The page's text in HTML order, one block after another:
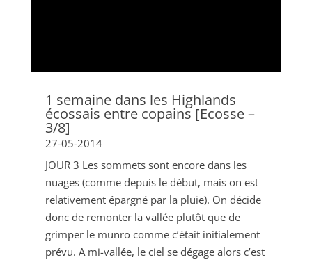
1 semaine dans les Highlands
écossais entre copains [Ecosse –
3/8]
27-05-2014
JOUR 3 Les sommets sont encore dans les
nuages (comme depuis le début, mais on est
relativement épargné par la pluie). On décide
donc de remonter la vallée plutôt que de
grimper le munro comme c’était initialement
prévu. A mi-vallée, le ciel se dégage alors c’est